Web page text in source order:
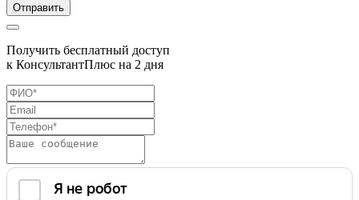
Отправить
Получить бесплатный доступ
к КонсультантПлюс на 2 дня